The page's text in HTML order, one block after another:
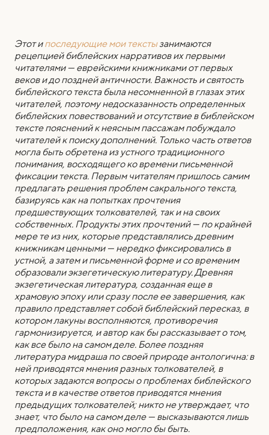
Этот ипоследующие мои текстызанимаются
рецепцией библейских нарративов их первыми
читателями — еврейскими книжниками от первых
веков и до поздней античности. Важность и святость
библейского текста была несомненной в глазах этих
читателей, поэтому недосказанность определенных
библейских повествований и отсутствие в библейском
тексте пояснений к неясным пассажам побуждало
читателей к поиску дополнений. Только часть ответов
могла быть обретена из устного традиционного
понимания, восходящего ко времени письменной
фиксации текста. Первым читателям пришлось самим
предлагать решения проблем сакрального текста,
базируясь как на попытках прочтения
предшествующих толкователей, так и на своих
собственных. Продукты этих прочтений — по крайней
мере те из них, которые представлялись древним
книжникам ценными — нередко фиксировались в
устной, а затем и письменной форме и со временим
образовали экзегетическую литературу. Древняя
экзегетическая литература, созданная еще в
храмовую эпоху или сразу после ее завершения, как
правило представляет собой библейский пересказ, в
котором лакуны восполняются, противоречия
гармонизируется, и автор как бы рассказывает о том,
как все было на самом деле. Более поздняя
литература мидраша по своей природе антологична: в
ней приводятся мнения разных толкователей, в
которых задаются вопросы о проблемах библейского
текста и в качестве ответов приводятся мнения
предыдущих толкователей; никто не утверждает, что
знает, что было на самом деле — высказываются лишь
предположения, как оно могло бы быть.